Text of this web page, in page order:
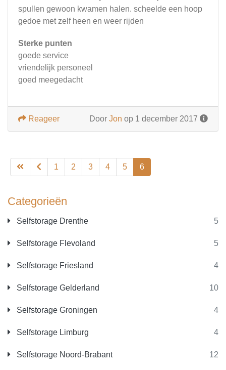
Categorieën
Selfstorage Drenthe 5
Selfstorage Flevoland 5
Selfstorage Friesland 4
Selfstorage Gelderland 10
Selfstorage Groningen 4
Selfstorage Limburg 4
Selfstorage Noord-Brabant 12
spullen gewoon kwamen halen. scheelde een hoop
gedoe met zelf heen en weer rijden
Sterke punten
goede service
vriendelijk personeel
goed meegedacht
Door Jon op 1 december 2017
Reageer
1 2 3 4 5 6